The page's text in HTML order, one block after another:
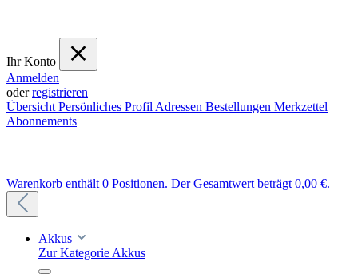
Ihr Konto
Anmelden
oderregistrieren
Übersicht Persönliches Profil Adressen Bestellungen Merkzettel
Abonnements
Warenkorb enthält 0 Positionen. Der Gesamtwert beträgt 0,00 €.
Akkus
Zur Kategorie Akkus